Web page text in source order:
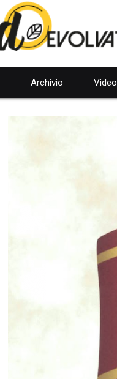
Archivio Video